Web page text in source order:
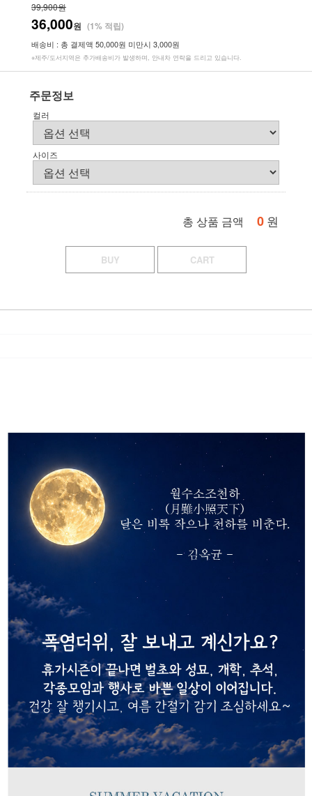
39,900원
36,000원 (1% 적립)
배송비 : 총 결제액 50,000원 미만시 3,000원
※제주/도서지역은 추가배송비가 발생하며, 안내차 연락을 드리고 있습니다.
주문정보
컬러
사이즈
총 상품 금액 0 원
BUY CART